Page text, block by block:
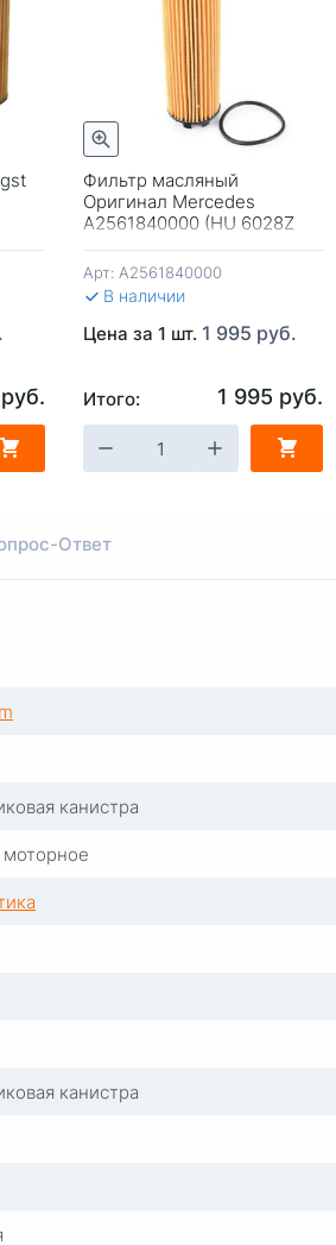
Фильтр масляный
Оригинал Mercedes
A2561840000 (HU 6028Z
Арт: A2561840000
В наличии
Цена за 1 шт. 1 995 руб.
Итого: 1 995 руб.
- + В КОРЗИНУ
Быстрый просмотр
-
Ответ
канистра
канистра